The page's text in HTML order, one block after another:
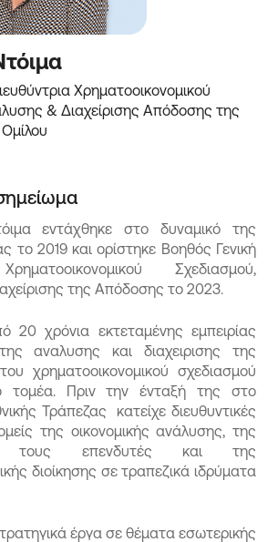
Χρηματοοικονομικού
& Διαχείρισης Απόδοσης της
εντάχθηκε στο δυναμικό της
το 2019 και ορίστηκε Βοηθός Γενική
Σχεδιασμού,
της Απόδοσης το 2023.
20 χρόνια εκτεταμένης εμπειρίας
αναλυσης και διαχειρισης της
χρηματοοικονομικού σχεδιασμού
τομέα. Πριν την ένταξή της στο
Τράπεζας κατείχε διευθυντικές
της οικονομικής ανάλυσης, της
τους επενδυτές και της
διοίκησης σε τραπεζικά ιδρύματα
έργα σε θέματα εσωτερικής